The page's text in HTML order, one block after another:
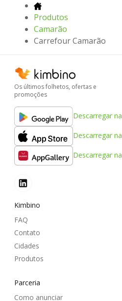
Produtos
Camarão
Carrefour Camarão
Os últimos folhetos, ofertas e
promoções
Descarregar na
Descarregar na
Descarregar na
Kimbino
FAQ
Contato
Cidades
Produtos
Parceria
Como anunciar